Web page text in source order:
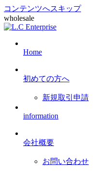
コンテンツへスキップ
wholesale
Home
初めての方へ
新規取引申請
information
会社概要
お問い合わせ